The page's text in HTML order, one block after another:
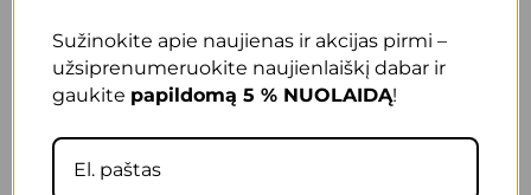
Sužinokite apie naujienas ir akcijas pirmi –
užsiprenumeruokite naujienlaiškį dabar ir
gaukite papildomą 5 % NUOLAIDĄ!